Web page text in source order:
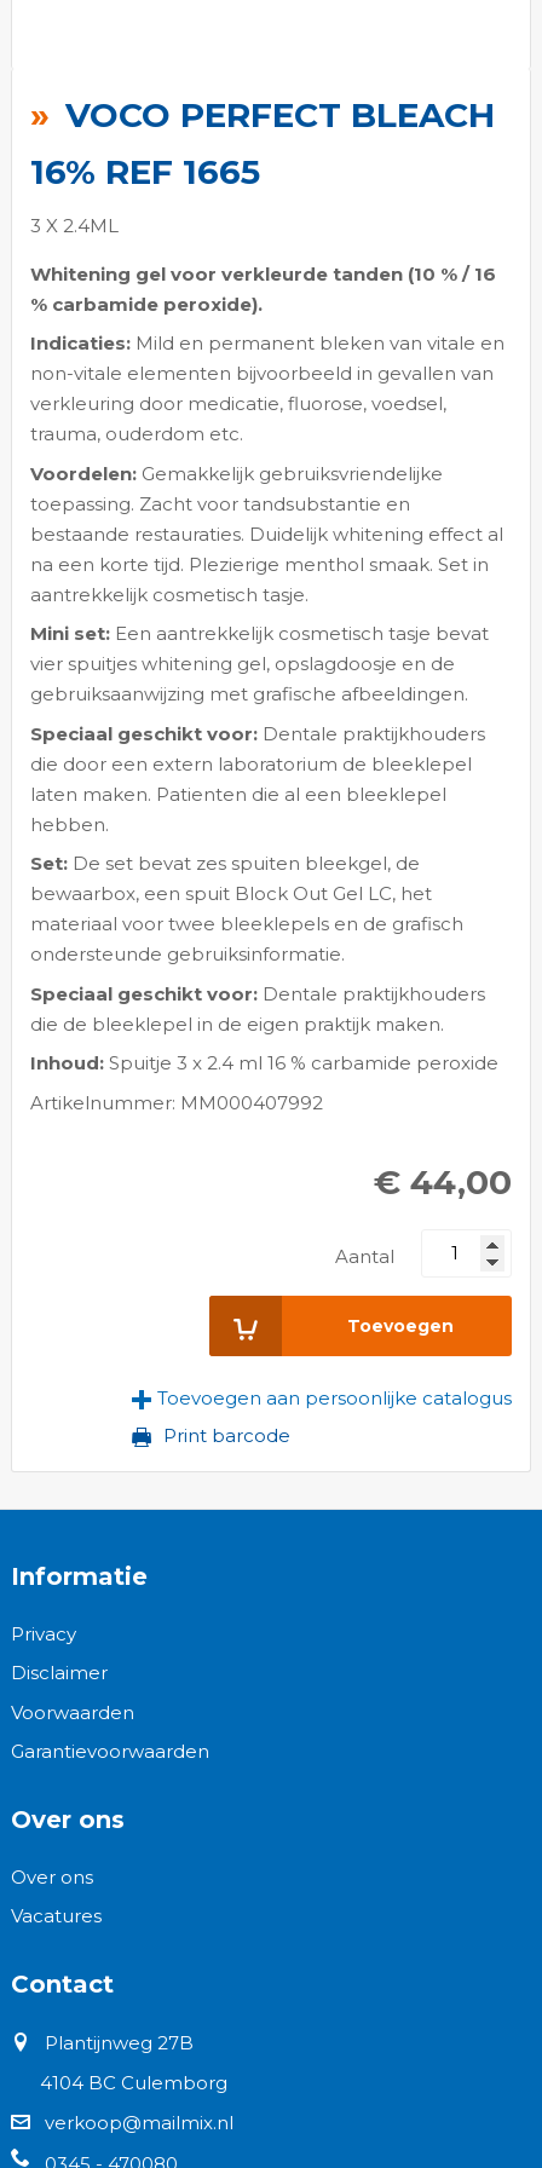
VOCO PERFECT BLEACH
16% REF 1665
3 X 2.4ML
Whitening gel voor verkleurde tanden (10 % / 16
% carbamide peroxide).
Indicaties:Mild en permanent bleken van vitale en
non-vitale elementen bijvoorbeeld in gevallen van
verkleuring door medicatie, fluorose, voedsel,
trauma, ouderdom etc.
Voordelen:Gemakkelijk gebruiksvriendelijke
toepassing. Zacht voor tandsubstantie en
bestaande restauraties. Duidelijk whitening effect al
na een korte tijd. Plezierige menthol smaak. Set in
aantrekkelijk cosmetisch tasje.
Mini set:Een aantrekkelijk cosmetisch tasje bevat
vier spuitjes whitening gel, opslagdoosje en de
gebruiksaanwijzing met grafische afbeeldingen.
Speciaal geschikt voor:Dentale praktijkhouders
die door een extern laboratorium de bleeklepel
laten maken. Patienten die al een bleeklepel
hebben.
Set:De set bevat zes spuiten bleekgel, de
bewaarbox, een spuit Block Out Gel LC, het
materiaal voor twee bleeklepels en de grafisch
ondersteunde gebruiksinformatie.
Speciaal geschikt voor:Dentale praktijkhouders
die de bleeklepel in de eigen praktijk maken.
Inhoud:Spuitje 3 x 2.4 ml 16 % carbamide peroxide
Artikelnummer: MM000407992
€ 44,00
Aantal
Toevoegen
Toevoegen aan persoonlijke catalogus
Print barcode
het
begin
van
de
gallerij
Informatie
Privacy
Disclaimer
Voorwaarden
Garantievoorwaarden
Over ons
Over ons
Vacatures
Contact
Plantijnweg 27B
4104 BC Culemborg
verkoop@mailmix.nl
0345 - 470080